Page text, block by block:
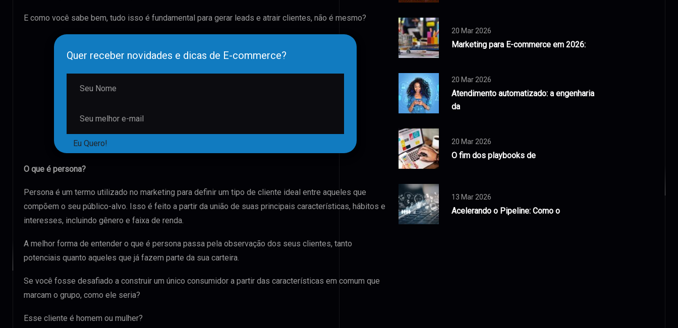
E como você sabe bem, tudo isso é fundamental para gerar leads e atrair clientes, não é mesmo?
Quer receber novidades e dicas de E-commerce?
Eu Quero!
O que é persona?
Persona é um termo utilizado no marketing para definir um tipo de cliente ideal entre aqueles que
compõem o seu público-alvo. Isso é feito a partir da união de suas principais características, hábitos e
interesses, incluindo gênero e faixa de renda.
A melhor forma de entender o que é persona passa pela observação dos seus clientes, tanto
potenciais quanto aqueles que já fazem parte da sua carteira.
Se você fosse desafiado a construir um único consumidor a partir das características em comum que
marcam o grupo, como ele seria?
Esse cliente é homem ou mulher?
20 Mar 2026
Marketing para E-commerce em 2026:
20 Mar 2026
Atendimento automatizado: a engenharia
da
20 Mar 2026
O fim dos playbooks de
13 Mar 2026
Acelerando o Pipeline: Como o